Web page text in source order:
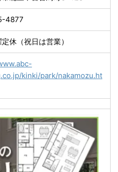
4877
休（祝日は営業）
kinki/park/nakamozu.ht